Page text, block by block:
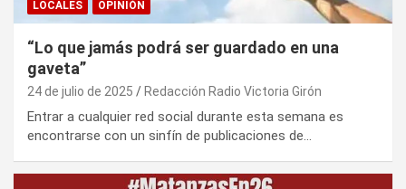
LOCALES OPINIÓN
“Lo que jamás podrá ser guardado en una
gaveta”
24 de julio de 2025 Redacción Radio Victoria Girón
Entrar a cualquier red social durante esta semana es
encontrarse con un sinfín de publicaciones de…